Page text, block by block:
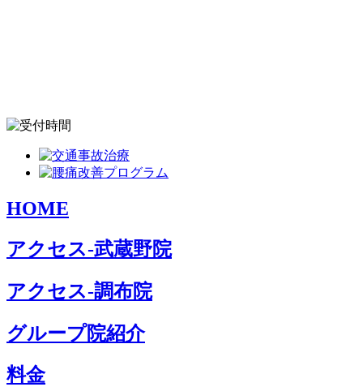
HOME
アクセス-武蔵野院
アクセス-調布院
グループ院紹介
料金